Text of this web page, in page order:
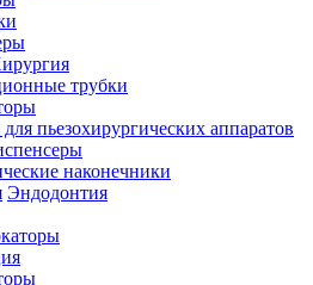
трубки
пьезохирургических аппаратов
наконечники
Эндодонтия